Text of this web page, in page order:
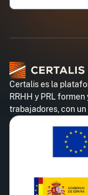
Certalis es la
RRHH y PRL
trabajadores, con